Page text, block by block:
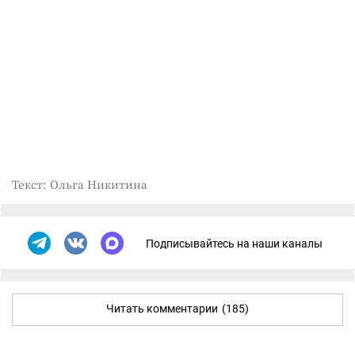
Текст: Ольга Никитина
Подписывайтесь на наши каналы
Читать комментарии (185)